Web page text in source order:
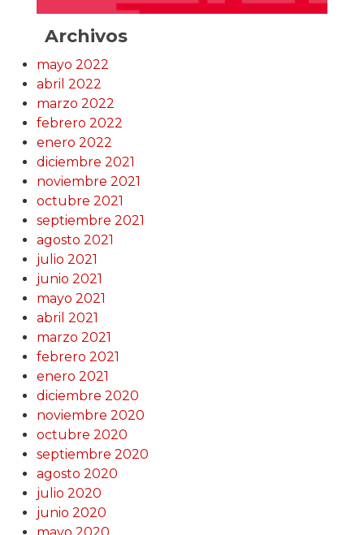
Archivos
mayo 2022
abril 2022
marzo 2022
febrero 2022
enero 2022
diciembre 2021
noviembre 2021
octubre 2021
septiembre 2021
agosto 2021
julio 2021
junio 2021
mayo 2021
abril 2021
marzo 2021
febrero 2021
enero 2021
diciembre 2020
noviembre 2020
octubre 2020
septiembre 2020
agosto 2020
julio 2020
junio 2020